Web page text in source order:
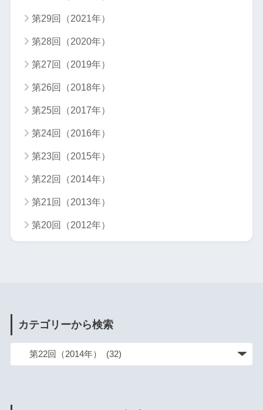
第29回（2021年）
第28回（2020年）
第27回（2019年）
第26回（2018年）
第25回（2017年）
第24回（2016年）
第23回（2015年）
第22回（2014年）
第21回（2013年）
第20回（2012年）
カテゴリーから検索